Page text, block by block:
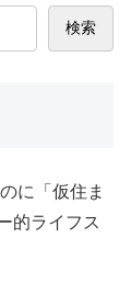
検索
に「仮住ま
的ライフス